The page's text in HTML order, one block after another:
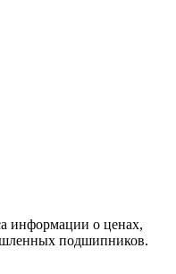
информации о ценах,
подшипников.